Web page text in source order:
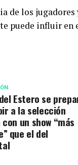
de los jugadores
puede influir en
Estero se
a la selección
un show “más
que el del